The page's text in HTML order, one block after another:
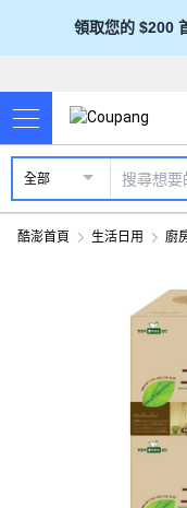
領取您的 $200
全部
酷澎首頁 生活日用 廚